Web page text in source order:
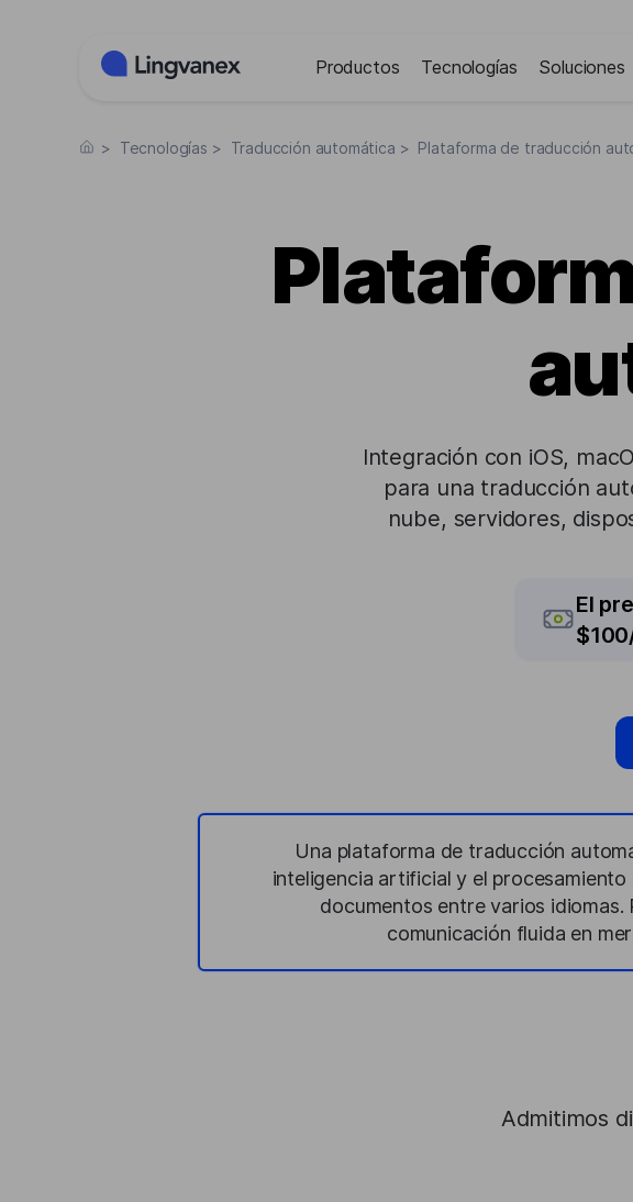
Productos Tecnologías Soluciones
> Tecnologías > Traducción automática > Plataforma de traducción
Integración con iOS,
para una traducción
nube, servidores,
El
Una plataforma de traducción
inteligencia artificial y el
documentos entre varios
comunicación fluida en
Admitimos